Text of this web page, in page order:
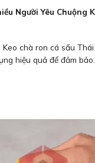
Người Yêu Chuộng
chà ron cá sấu
hiệu quả để đảm